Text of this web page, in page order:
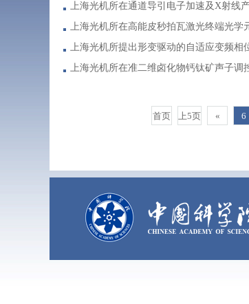
上海光机所在通道导引电子加速及X射线
上海光机所在高能皮秒拍瓦激光终端光学
上海光机所提出形变驱动的自适应变频相
上海光机所在准二维卤化物钙钛矿声子调
首页 上5页 « 6